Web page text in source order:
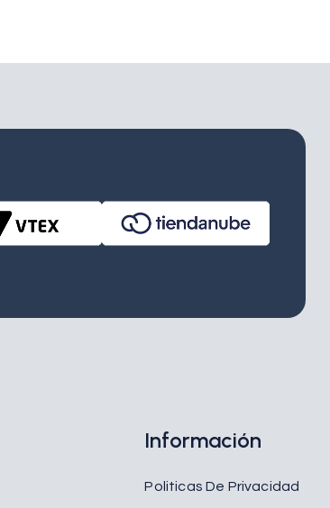
Información
Politicas De Privacidad